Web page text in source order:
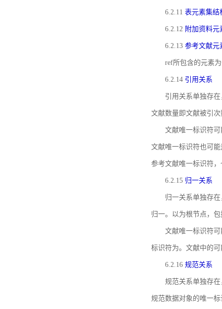
6.2.11 表元素集结
6.2.12 附加资料元
6.2.13 参考文献元
ref所包含的元素
6.2.14 引用关系
引用关系单独存
文献数量即文献被引
文献唯一标识符
文献唯一标识符也可
参考文献唯一标识符
6.2.15 归一关系
归一关系单独存
归一。以为根节点，
文献唯一标识符
标识符为。文献中的
6.2.16 规范关系
规范关系单独存
规范数据对象的唯一